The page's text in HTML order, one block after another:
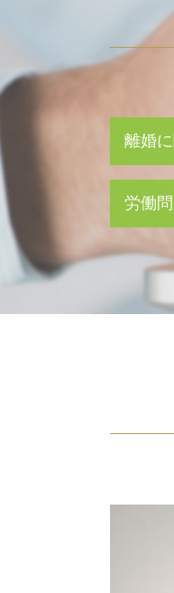
離婚
離婚
離婚
離
性
スピ
熟年
労働
不当
労
労働
不
雇
労
退職